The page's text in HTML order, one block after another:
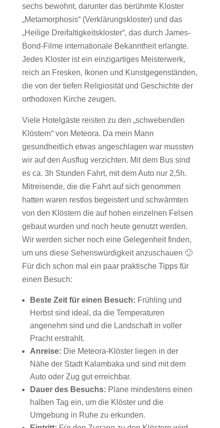
sechs bewohnt, darunter das berühmte Kloster
„Metamorphosis“ (Verklärungskloster) und das
„Heilige Dreifaltigkeitskloster“, das durch James-
Bond-Filme internationale Bekanntheit erlangte.
Jedes Kloster ist ein einzigartiges Meisterwerk,
reich an Fresken, Ikonen und Kunstgegenständen,
die von der tiefen Religiosität und Geschichte der
orthodoxen Kirche zeugen.
Viele Hotelgäste reisten zu den „schwebenden
Klöstern“ von Meteora. Da mein Mann
gesundheitlich etwas angeschlagen war mussten
wir auf den Ausflug verzichten. Mit dem Bus sind
es ca. 3h Stunden Fahrt, mit dem Auto nur 2,5h.
Mitreisende, die die Fahrt auf sich genommen
hatten waren restlos begeistert und schwärmten
von den Klöstern die auf hohen einzelnen Felsen
gebaut wurden und noch heute genutzt werden.
Wir werden sicher noch eine Gelegenheit finden,
um uns diese Sehenswürdigkeit anzuschauen 🙂
Für dich schon mal ein paar praktische Tipps für
einen Besuch:
Beste Zeit für einen Besuch: Frühling und
Herbst sind ideal, da die Temperaturen
angenehm sind und die Landschaft in voller
Pracht erstrahlt.
Anreise: Die Meteora-Klöster liegen in der
Nähe der Stadt Kalambaka und sind mit dem
Auto oder Zug gut erreichbar.
Dauer des Besuchs: Plane mindestens einen
halben Tag ein, um die Klöster und die
Umgebung in Ruhe zu erkunden.